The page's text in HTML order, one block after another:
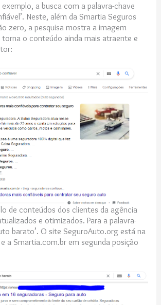
a busca com a palavra-chave
Neste, além da Smartia Seguros
zero, a pesquisa mostra a imagem
torna o conteúdo ainda mais atraente e
de conteúdos dos clientes da agência
e otimizados. Para a palavra-
barato’. O site SeguroAuto.org está na
a Smartia.com.br em segunda posição